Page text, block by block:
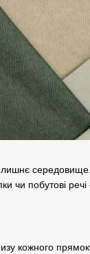
середовище.
побутові
кожного